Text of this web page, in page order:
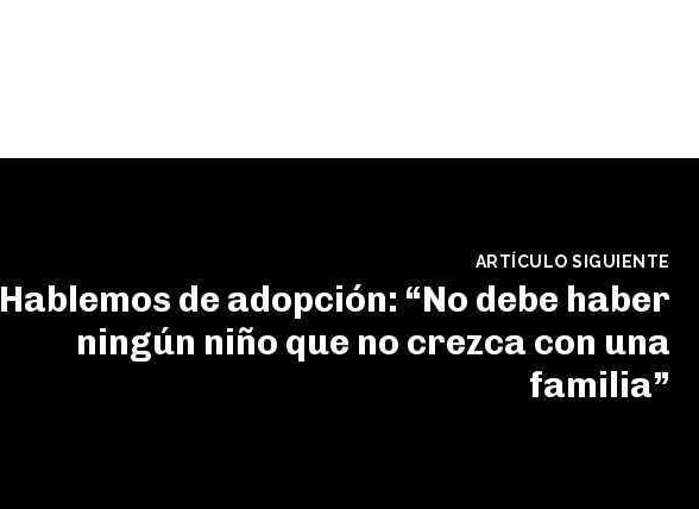
ARTÍCULO SIGUIENTE
Hablemos de adopción: “No debe haber
ningún niño que no crezca con una
familia”